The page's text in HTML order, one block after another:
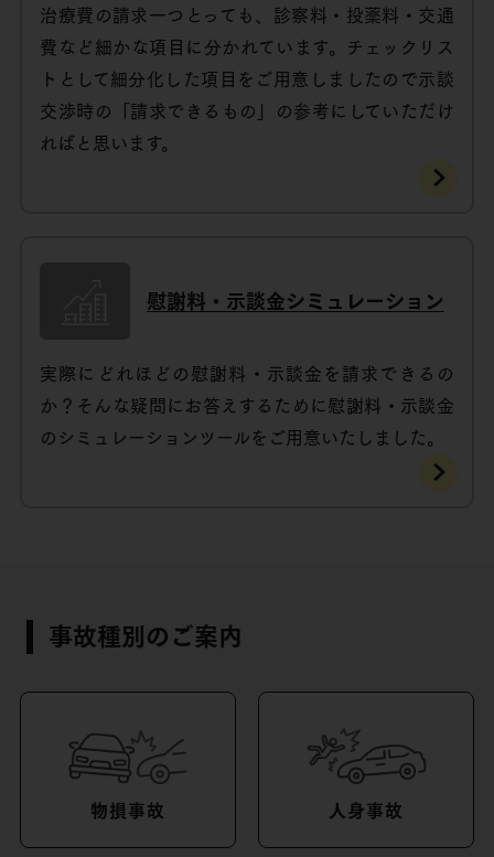
治療費の請求一つとっても、診察料・投薬料・交通
費など細かな項目に分かれています。チェックリス
トとして細分化した項目をご用意しましたので示談
交渉時の「請求できるもの」の参考にしていただけ
ればと思います。
慰謝料・示談金シミュレーション
実際にどれほどの慰謝料・示談金を請求できるの
か？そんな疑問にお答えするために慰謝料・示談金
のシミュレーションツールをご用意いたしました。
事故種別のご案内
物損事故 人身事故